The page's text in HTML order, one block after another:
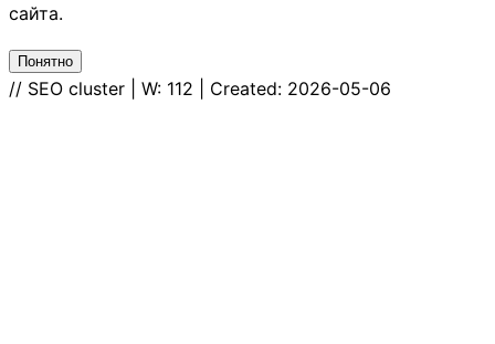
сайта.
Понятно
// SEO cluster | W: 112 | Created: 2026-05-06